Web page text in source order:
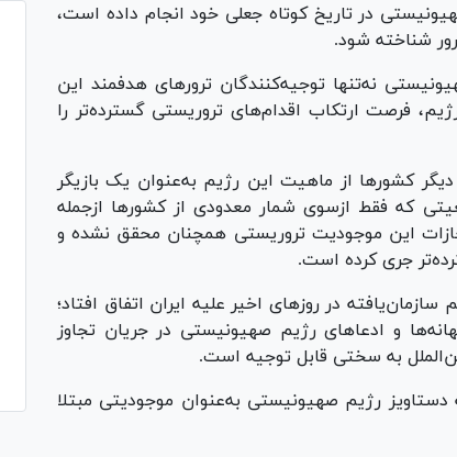
در تاریخ کوتاه جعلی خود انجام داده است،
شناخته شود.
نه‌تنها توجیه‌کنندگان ترور‌های هدفمند این
فرصت ارتکاب اقدام‌های تروریستی گسترده‌تر را
کشور‌ها از ماهیت این رژیم به‌عنوان یک بازیگر
که فقط ازسوی شمار معدودی از کشور‌ها ازجمله
این موجودیت تروریستی همچنان محقق نشده و
جری کرده است.
در روزهای اخیر علیه ایران اتفاق افتاد؛
و ادعا‌های رژیم صهیونیستی در جریان تجاوز
به سختی قابل توجیه است.
رژیم صهیونیستی به‌عنوان موجودیتی مبتلا